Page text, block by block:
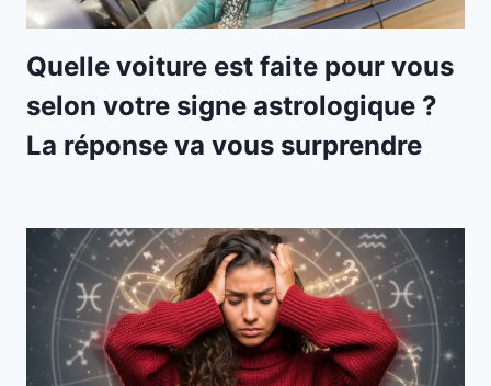
Quelle voiture est faite pour vous
selon votre signe astrologique ?
La réponse va vous surprendre